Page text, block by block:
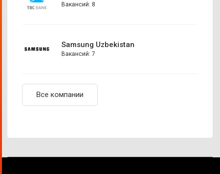
Вакансий: 8
Samsung Uzbekistan
Вакансий: 7
Все компании